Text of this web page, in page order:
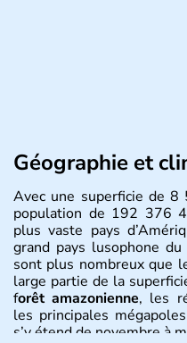
Géographie et
Avec une superficie de
population de 192 376
plus vaste pays
grand pays lusophone
sont plus nombreux que
large partie de la
forêt amazonienne, les
les principales
s’y étend de novembre à